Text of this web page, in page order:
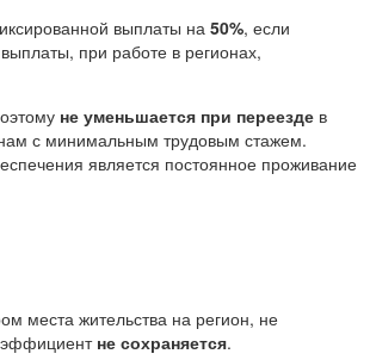
выплаты на 50%, если
при работе в регионах,
не уменьшается при переезде в
с минимальным трудовым стажем.
является постоянное проживание
места жительства на регион, не
не сохраняется.